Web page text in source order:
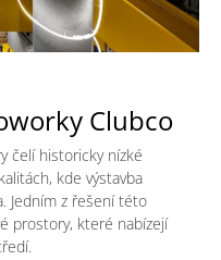
Clubco
čelí historicky nízké
kde výstavba
Jedním z řešení této
prostory, které nabízejí